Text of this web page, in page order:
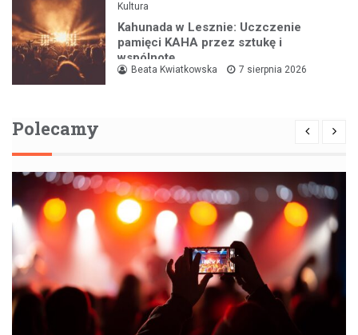
Kultura
Kahunada w Lesznie: Uczczenie
pamięci KAHA przez sztukę i
wspólnotę
Beata Kwiatkowska 7 sierpnia 2026
Polecamy